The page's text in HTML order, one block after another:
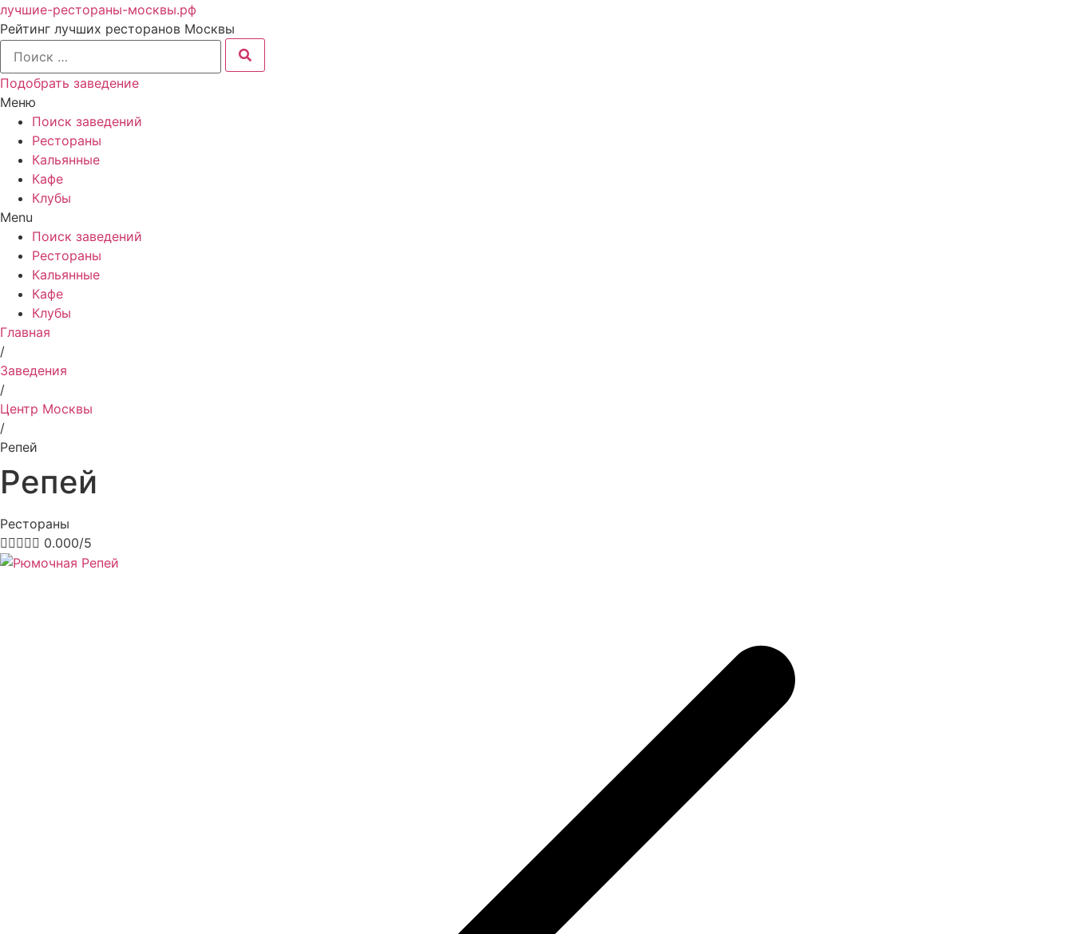
лучшие-рестораны-москвы.рф
Рейтинг лучших ресторанов Москвы
Подобрать заведение
Меню
Поиск заведений
Рестораны
Кальянные
Кафе
Клубы
Menu
Поиск заведений
Рестораны
Кальянные
Кафе
Клубы
Главная
/
Заведения
/
Центр Москвы
/
Репей
Репей
Рестораны
 0.000/5